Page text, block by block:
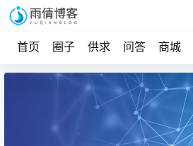
首页 圈子 供求 问答 商城